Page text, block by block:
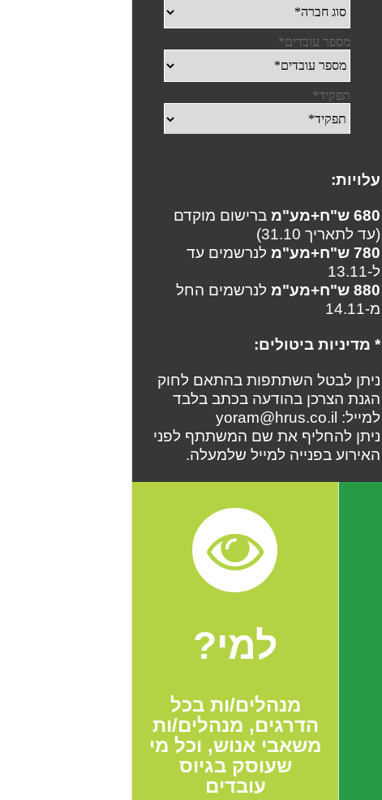
עלויות:
680 ש"ח+מע"מ
ברישום מוקדם
(עד לתאריך 31.10)
780 ש"ח+מע"מ
לנרשמים עד
ל-13.11
880 ש"ח+מע"מ
לנרשמים החל
מ-14.11
* מדיניות ביטולים:
ניתן לבטל השתתפות בהתאם לחוק
הגנת הצרכן בהודעה בכתב בלבד
למייל: yoram@hrus.co.il
ניתן להחליף את שם המשתתף לפני
האירוע בפנייה למייל שלמעלה.
למי?
מנהלים/ות בכל
הדרגים, מנהלים/ות
משאבי אנוש, וכל מי
שעוסק בגיוס
עובדים